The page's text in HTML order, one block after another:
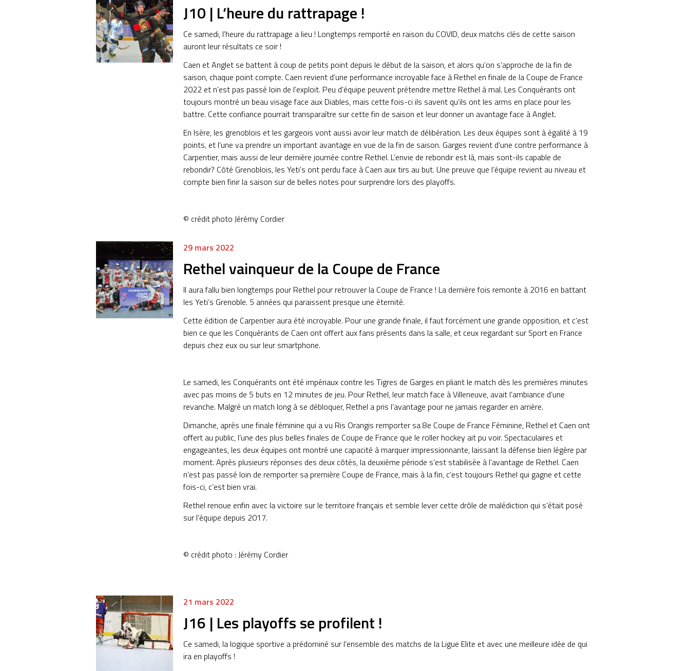
J10 | L’heure du rattrapage !
Ce samedi, l’heure du rattrapage a lieu ! Longtemps remporté en raison du COVID, deux matchs clés de cette saison
auront leur résultats ce soir !
Caen et Anglet se battent à coup de petits point depuis le début de la saison, et alors qu’on s’approche de la fin de
saison, chaque point compte. Caen revient d’une performance incroyable face à Rethel en finale de la Coupe de France
2022 et n’est pas passé loin de l’exploit. Peu d’équipe peuvent prétendre mettre Rethel à mal. Les Conquérants ont
toujours montré un beau visage face aux Diables, mais cette fois-ci ils savent qu’ils ont les arms en place pour les
battre. Cette confiance pourrait transparaître sur cette fin de saison et leur donner un avantage face à Anglet.
En Isère, les grenoblois et les gargeois vont aussi avoir leur match de délibération. Les deux équipes sont à égalité à 19
points, et l’une va prendre un important avantage en vue de la fin de saison. Garges revient d’une contre performance à
Carpentier, mais aussi de leur dernière journée contre Rethel. L’envie de rebondir est là, mais sont-ils capable de
rebondir? Côté Grenoblois, les Yeti’s ont perdu face à Caen aux tirs au but. Une preuve que l’équipe revient au niveau et
compte bien finir la saison sur de belles notes pour surprendre lors des playoffs.
© crédit photo Jérémy Cordier
29 mars 2022
Rethel vainqueur de la Coupe de France
Il aura fallu bien longtemps pour Rethel pour retrouver la Coupe de France ! La dernière fois remonte à 2016 en battant
les Yeti’s Grenoble. 5 années qui paraissent presque une éternité.
Cette édition de Carpentier aura été incroyable. Pour une grande finale, il faut forcément une grande opposition, et c’est
bien ce que les Conquérants de Caen ont offert aux fans présents dans la salle, et ceux regardant sur Sport en France
depuis chez eux ou sur leur smartphone.
Le samedi, les Conquérants ont été impériaux contre les Tigres de Garges en pliant le match dès les premières minutes
avec pas moins de 5 buts en 12 minutes de jeu. Pour Rethel, leur match face à Villeneuve, avait l’ambiance d’une
revanche. Malgré un match long à se débloquer, Rethel a pris l’avantage pour ne jamais regarder en arrière.
Dimanche, après une finale féminine qui a vu Ris Orangis remporter sa 8e Coupe de France Féminine, Rethel et Caen ont
offert au public, l’une des plus belles finales de Coupe de France que le roller hockey ait pu voir. Spectaculaires et
engageantes, les deux équipes ont montré une capacité à marquer impressionnante, laissant la défense bien légère par
moment. Après plusieurs réponses des deux côtés, la deuxième période s’est stabilisée à l’avantage de Rethel. Caen
n’est pas passé loin de remporter sa première Coupe de France, mais à la fin, c’est toujours Rethel qui gagne et cette
fois-ci, c’est bien vrai.
Rethel renoue enfin avec la victoire sur le territoire français et semble lever cette drôle de malédiction qui s’était posé
sur l’équipe depuis 2017.
© crédit photo : Jérémy Cordier
21 mars 2022
J16 | Les playoffs se profilent !
Ce samedi, la logique sportive a prédominé sur l’ensemble des matchs de la Ligue Elite et avec une meilleure idée de qui
ira en playoffs !